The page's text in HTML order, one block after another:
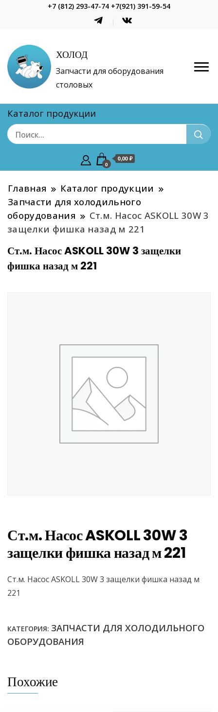
+7 (812) 293-47-74 +7(921) 391-59-54
ХОЛОД
Запчасти для оборудования
столовых
Каталог продукции
0
0,00 ₽
Главная
Каталог продукции
Запчасти для холодильного
оборудования
Ст.м. Насос ASKOLL 30W 3
защелки фишка назад м 221
Ст.м. Насос ASKOLL 30W 3 защелки
фишка назад м 221
Ст.м. Насос ASKOLL 30W 3
защелки фишка назад м 221
Ст.м. Насос ASKOLL 30W 3 защелки фишка назад м
221
КАТЕГОРИЯ: ЗАПЧАСТИ ДЛЯ ХОЛОДИЛЬНОГО
ОБОРУДОВАНИЯ
Похожие